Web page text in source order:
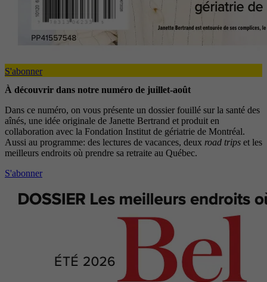
S'abonner
À découvrir dans notre numéro de juillet-août
Dans ce numéro, on vous présente un dossier fouillé sur la santé des
aînés, une idée originale de Janette Bertrand et produit en
collaboration avec la Fondation Institut de gériatrie de Montréal.
Aussi au programme: des lectures de vacances, deux road trips et les
meilleurs endroits où prendre sa retraite au Québec.
S'abonner